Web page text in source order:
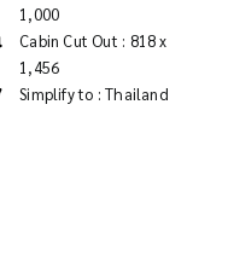
1,000
Cabin Cut Out : 818 x
1,456
Simplify to : Thailand